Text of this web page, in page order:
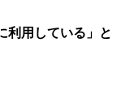
利用している」と